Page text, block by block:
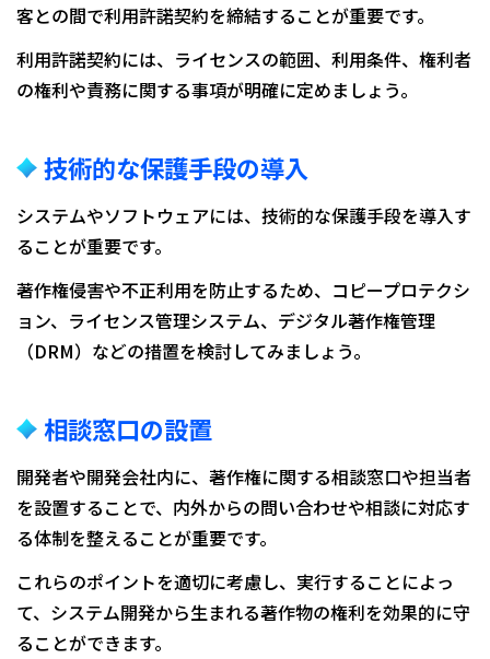
客との間で利用許諾契約を締結することが重要です。
利用許諾契約には、ライセンスの範囲、利用条件、権利者
の権利や責務に関する事項が明確に定めましょう。
技術的な保護手段の導入
システムやソフトウェアには、技術的な保護手段を導入す
ることが重要です。
著作権侵害や不正利用を防止するため、コピープロテクシ
ョン、ライセンス管理システム、デジタル著作権管理
（DRM）などの措置を検討してみましょう。
相談窓口の設置
開発者や開発会社内に、著作権に関する相談窓口や担当者
を設置することで、内外からの問い合わせや相談に対応す
る体制を整えることが重要です。
これらのポイントを適切に考慮し、実行することによっ
て、システム開発から生まれる著作物の権利を効果的に守
ることができます。